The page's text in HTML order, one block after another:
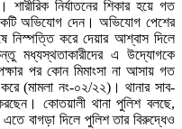
শারীরিক নির্যাতনের শিকার হয়ে গত
অভিযোগ দেন। অভিযোগ পেশের
করে দেয়ার আশ্বাস দিলে
মধ্যস্থতাকারীদের এ উদ্যোগকে
পর কোন মিমাংসা না আসায় গত
(মামলা নং-০২/২২)। থানার সাব-
করছেন। কোতয়ালী থানা পুলিশ বলছে,
বাগড়া দিলে পুলিশ তার বিরুদ্ধেও